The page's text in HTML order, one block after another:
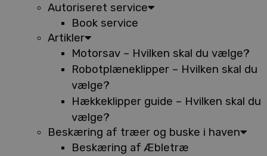
Autoriseret service
Book service
Artikler
Motorsav – Hvilken skal du vælge?
Robotplæneklipper – Hvilken skal du
vælge?
Hækkeklipper guide – Hvilken skal du
vælge?
Beskæring af træer og buske i haven
Beskæring af Æbletræ